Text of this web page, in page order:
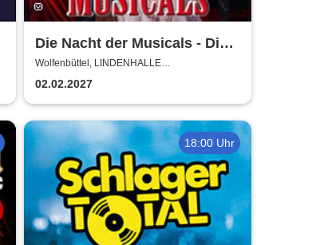
Die Nacht der Musicals - Die
erfolgreichste Musicalgala
aller Zeiten
Wolfenbüttel, LINDENHALLE
WOLFENBÜTTEL
02.02.2027
18:00 Uhr